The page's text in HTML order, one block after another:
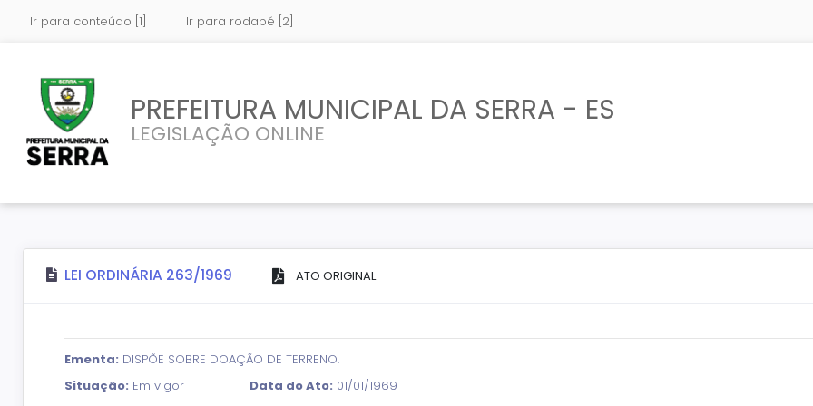
Ir para conteúdo [1] Ir para rodapé [2]
PREFEITURA MUNICIPAL DA SERRA - ES
LEGISLAÇÃO ONLINE
LEI ORDINÁRIA 263/1969 ATO ORIGINAL
Ementa: DISPÕE SOBRE DOAÇÃO DE TERRENO.
Situação: Em vigor Data do Ato: 01/01/1969